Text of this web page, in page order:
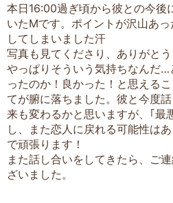
本日16:00過ぎ頃から彼との今後
いたMです。ポイントが沢山あ
してしまいました汗
写真も見てくださり、ありがとう
やっぱりそういう気持ちなんだ
ったのか！良かった！と思える
てが腑に落ちました。彼と今度
来も変わるかと思いますが、｢最
し、また恋人に戻れる可能性は
で頑張ります！
また話し合いをしてきたら、ご
ざいました。